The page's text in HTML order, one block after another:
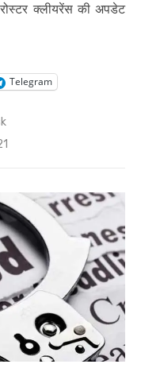
क्लीयरेंस की अपडेट
Telegram